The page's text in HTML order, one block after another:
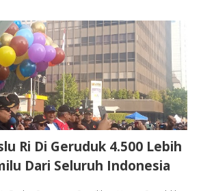
Ri Di Geruduk 4.500 Lebih
Dari Seluruh Indonesia